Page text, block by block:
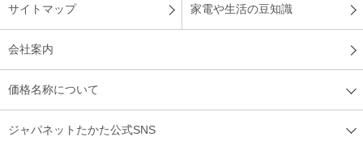
サイトマップ 家電や生活の豆知識
会社案内
価格名称について
ジャパネットたかた公式SNS